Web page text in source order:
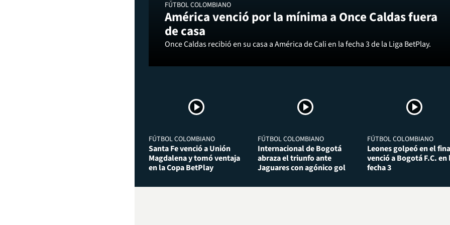
FÚTBOL COLOMBIANO
América venció por la mínima a Once Caldas fuera
de casa
Once Caldas recibió en su casa a América de Cali en la fecha 3 de la Liga BetPlay.
FÚTBOL COLOMBIANO
Santa Fe venció a Unión
Magdalena y tomó ventaja
en la Copa BetPlay
FÚTBOL COLOMBIANO
Internacional de Bogotá
abraza el triunfo ante
Jaguares con agónico gol
FÚTBOL COLOMBIANO
Leones golpeó en el
venció a Bogotá F.C. en
fecha 3